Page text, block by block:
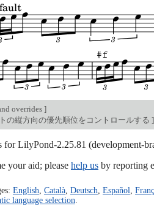
overrides ]
の縦方向の優先順位をコントロールする ]
for LilyPond-2.25.81 (development-
your aid; please help us by reporting
English Català, Deutsch Español
language selection